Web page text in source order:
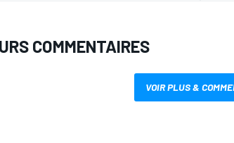
COMMENTAIRES
VOIR PLUS &